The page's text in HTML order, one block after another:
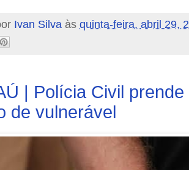
Ivan Silva às quinta-feira, abril 29,
| Polícia Civil
de vulnerável